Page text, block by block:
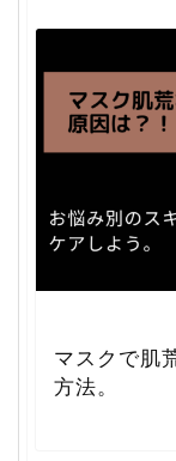
マスクで肌
方法。